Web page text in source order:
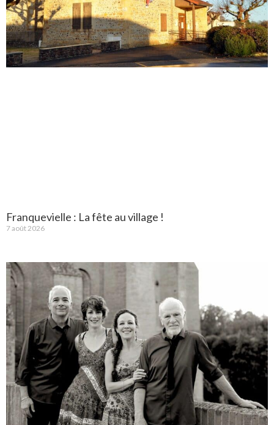
Franquevielle : La fête au village !
7 août 2026